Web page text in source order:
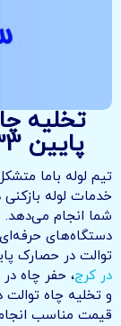
تخلیه
پایین 09128606033 ارزان و سریع
تیم لوله باما
خدمات لوله
شما انجام می‌دهد.
دستگاه‌های
توالت در حصارک
در کرج، حفر چاه
و تخلیه چاه
قیمت مناسب